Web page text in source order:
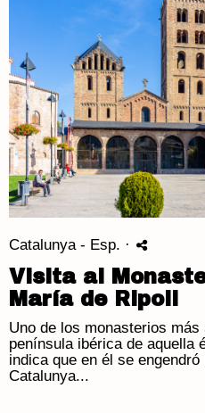
Catalunya - Esp. ·
Visita al
María de Ripoll
Uno de los monasterios
península ibérica de aquella
indica que en él se
Catalunya...